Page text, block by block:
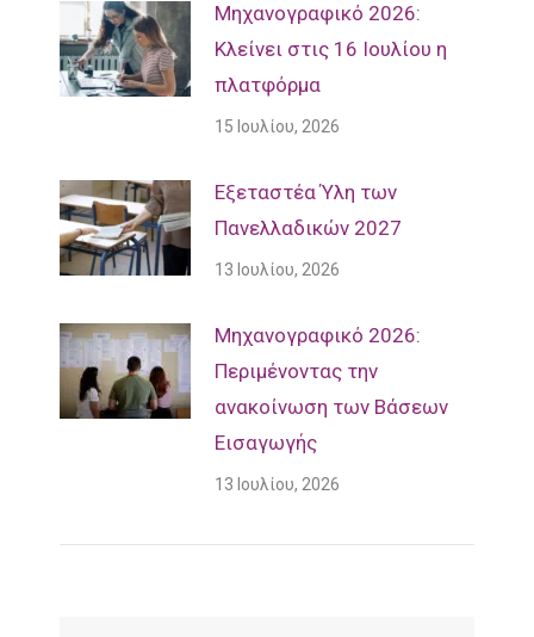
Μηχανογραφικό 2026:
Κλείνει στις 16 Ιουλίου η
πλατφόρμα
15 Ιουλίου, 2026
Εξεταστέα Ύλη των
Πανελλαδικών 2027
13 Ιουλίου, 2026
Mηχανογραφικό 2026:
Περιμένοντας την
ανακοίνωση των Βάσεων
Εισαγωγής
13 Ιουλίου, 2026